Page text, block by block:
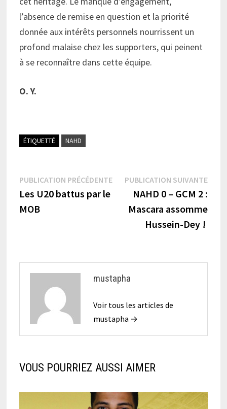
l’absence de remise en question et la priorité
donnée aux intérêts personnels nourrissent un
profond malaise chez les supporters, qui peinent
à se reconnaître dans cette équipe.
O. Y.
ÉTIQUETTÉ NAHD
Navigation
de
PUBLICATION PRÉCÉDENTEPublication
précédente :
Les U20 battus par le
MOB
PUBLICATION SUIVANTE
NAHD 0 – GCM 2 :
Mascara assomme
Hussein-Dey !
mustapha
Voir tous les articles de
mustapha →
VOUS POURRIEZ AUSSI AIMER